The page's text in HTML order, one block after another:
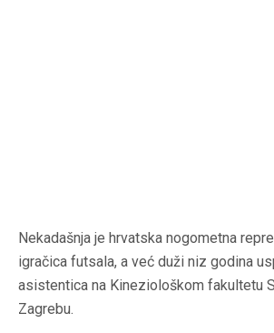
Nekadašnja je hrvatska nogometna
igračica futsala, a već duži niz godina
asistentica na Kineziološkom fakultetu
Zagrebu.